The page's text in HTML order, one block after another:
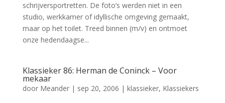
schrijversportretten. De foto’s werden niet in een
studio, werkkamer of idyllische omgeving gemaakt,
maar op het toilet. Treed binnen (m/v) en ontmoet
onze hedendaagse...
Klassieker 86: Herman de Coninck – Voor
mekaar
door Meander| sep 20, 2006 | klassieker, Klassiekers